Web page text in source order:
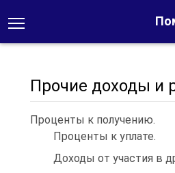
Прочие доходы и
Проценты к получению.
Проценты к уплате.
Доходы от участия в